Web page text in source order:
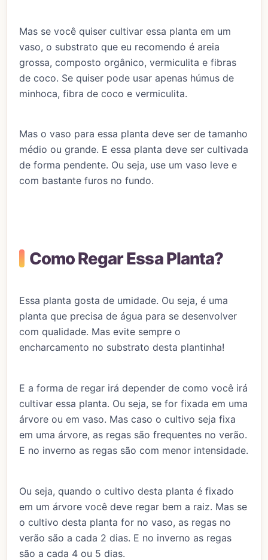
Mas se você quiser cultivar essa planta em um
vaso, o substrato que eu recomendo é areia
grossa, composto orgânico, vermiculita e fibras
de coco. Se quiser pode usar apenas húmus de
minhoca, fibra de coco e vermiculita.
Mas o vaso para essa planta deve ser de tamanho
médio ou grande. E essa planta deve ser cultivada
de forma pendente. Ou seja, use um vaso leve e
com bastante furos no fundo.
Como Regar Essa Planta?
Essa planta gosta de umidade. Ou seja, é uma
planta que precisa de água para se desenvolver
com qualidade. Mas evite sempre o
encharcamento no substrato desta plantinha!
E a forma de regar irá depender de como você irá
cultivar essa planta. Ou seja, se for fixada em uma
árvore ou em vaso. Mas caso o cultivo seja fixa
em uma árvore, as regas são frequentes no verão.
E no inverno as regas são com menor intensidade.
Ou seja, quando o cultivo desta planta é fixado
em um árvore você deve regar bem a raiz. Mas se
o cultivo desta planta for no vaso, as regas no
verão são a cada 2 dias. E no inverno as regas
são a cada 4 ou 5 dias.